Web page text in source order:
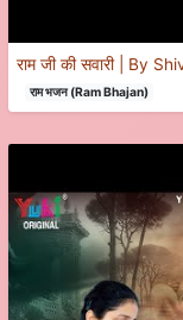
राम जी की सवारी | By
राम भजन (Ram Bhajan)